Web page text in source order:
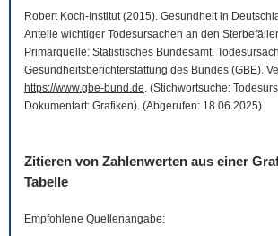
Robert Koch-Institut (2015). Gesundheit in
Anteile wichtiger Todesursachen an den
Primärquelle: Statistisches Bundesamt.
Gesundheitsberichterstattung des Bundes (GBE).
https://www.gbe-bund.de. (Stichwortsuche:
Dokumentart: Grafiken). (Abgerufen: 18.06.2025)
Zitieren von Zahlenwerten aus einer
Tabelle
Empfohlene Quellenangabe: